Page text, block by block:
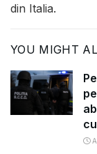
din Italia.
YOU MIGHT